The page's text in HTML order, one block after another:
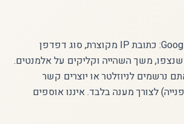
בעת גלישה באתר נאסף מידע טכני בלבד באמצעות Google Analytics 4: כתובת IP מקוצרת, סוג דפדפן
משך השהייה וקליקים על אלמנטים.
נרשמים לניוזלטר או יוצרים קשר
לצורך מענה בלבד. איננו אוספים